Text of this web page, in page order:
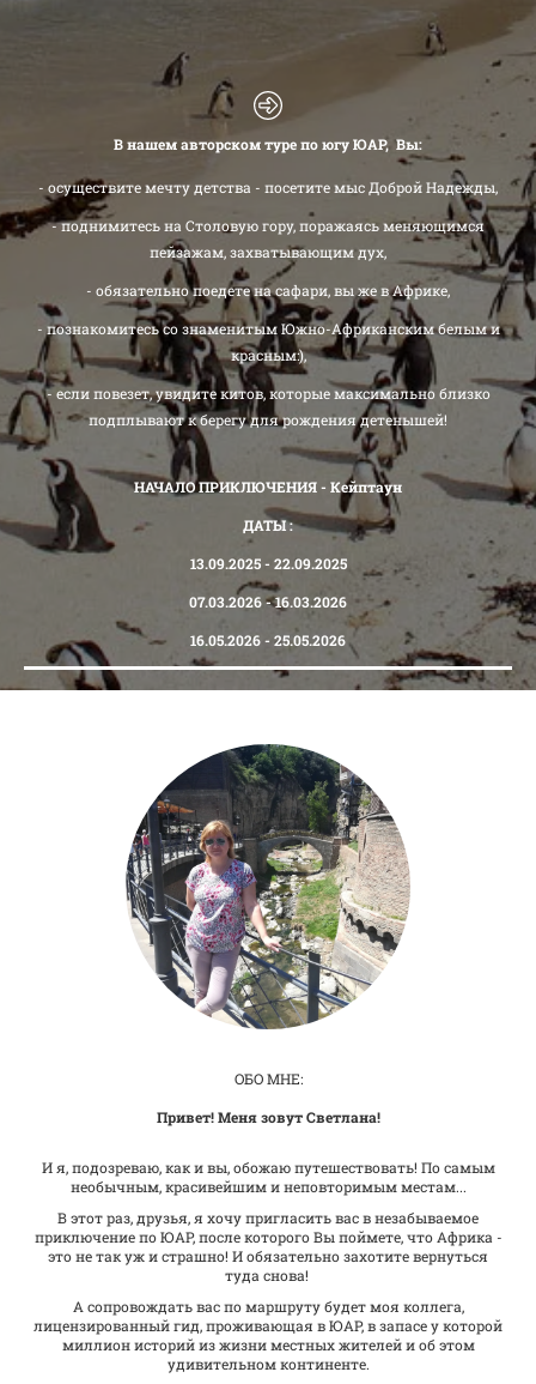
В нашем авторском туре по югу ЮАР, Вы:
- осуществите мечту детства - посетите мыс Доброй Надежды,
- поднимитесь на Столовую гору, поражаясь меняющимся
пейзажам, захватывающим дух,
- обязательно поедете на сафари, вы же в Африке,
- познакомитесь со знаменитым Южно-Африканским белым и
красным:),
- если повезет, увидите китов, которые максимально близко
подплывают к берегу для рождения детенышей!
НАЧАЛО ПРИКЛЮЧЕНИЯ - Кейптаун
ДАТЫ :
13.09.2025 - 22.09.2025
07.03.2026 - 16.03.2026
16.05.2026 - 25.05.2026
ОБО МНЕ:
Привет! Меня зовут Светлана!
И я, подозреваю, как и вы, обожаю путешествовать! По самым
необычным, красивейшим и неповторимым местам...
В этот раз, друзья, я хочу пригласить вас в незабываемое
приключение по ЮАР, после которого Вы поймете, что Африка -
это не так уж и страшно! И обязательно захотите вернуться
туда снова!
А сопровождать вас по маршруту будет моя коллега,
лицензированный гид, проживающая в ЮАР, в запасе у которой
миллион историй из жизни местных жителей и об этом
удивительном континенте.